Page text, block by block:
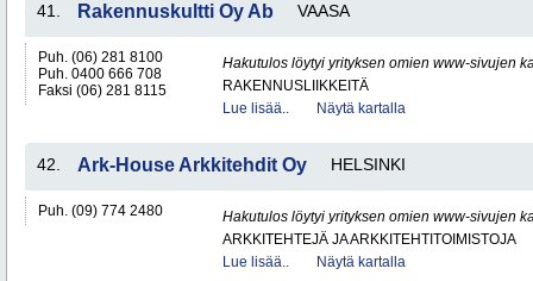
41. Rakennuskultti Oy Ab VAASA
Puh. (06) 281 8100
Puh. 0400 666 708
Faksi (06) 281 8115
Hakutulos löytyi yrityksen omien www-sivujen
RAKENNUSLIIKKEITÄ
Lue lisää..
Näytä kartalla
42. Ark-House Arkkitehdit Oy HELSINKI
Puh. (09) 774 2480
Hakutulos löytyi yrityksen omien www-sivujen
ARKKITEHTEJÄ JA ARKKITEHTITOIMISTOJA
Lue lisää..
Näytä kartalla